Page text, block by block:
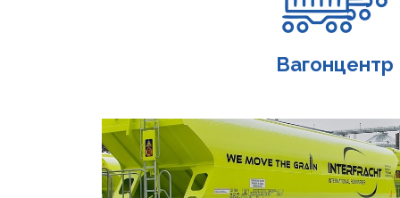
Вагонцентр